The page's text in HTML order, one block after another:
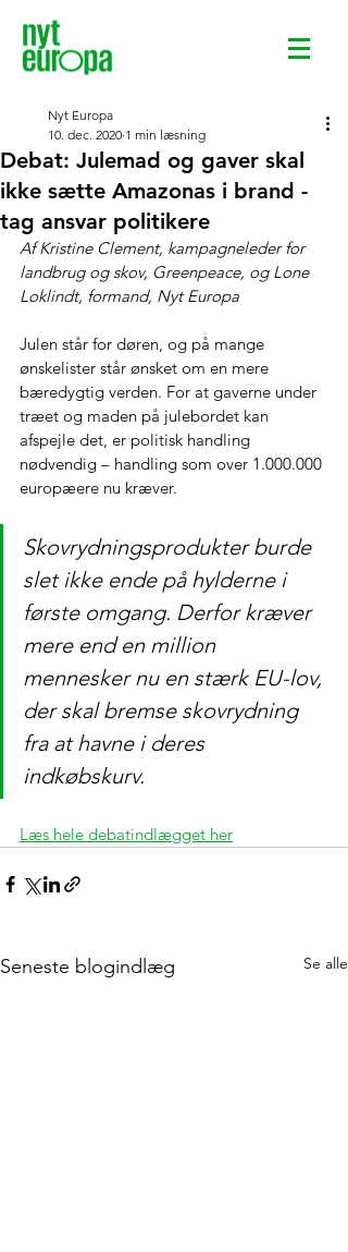
Debat: Julemad og gaver skal
ikke sætte Amazonas i brand -
tag ansvar politikere
Nyt Europa
10. dec. 2020 1 min læsning
Af Kristine Clement, kampagneleder for
landbrug og skov, Greenpeace, og Lone
Loklindt, formand, Nyt Europa
Julen står for døren, og på mange
ønskelister står ønsket om en mere
bæredygtig verden. For at gaverne under
træet og maden på julebordet kan
afspejle det, er politisk handling
nødvendig – handling som over 1.000.000
europæere nu kræver.
Skovrydningsprodukter burde
slet ikke ende på hylderne i
første omgang. Derfor kræver
mere end en million
mennesker nu en stærk EU-lov,
der skal bremse skovrydning
fra at havne i deres
indkøbskurv.
Læs hele debatindlægget her
Seneste blogindlæg Se alle